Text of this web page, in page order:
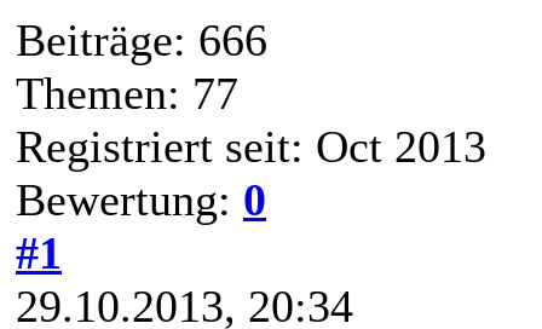
Beiträge: 666
Themen: 77
Registriert seit: Oct 2013
Bewertung: 0
#1
29.10.2013, 20:34